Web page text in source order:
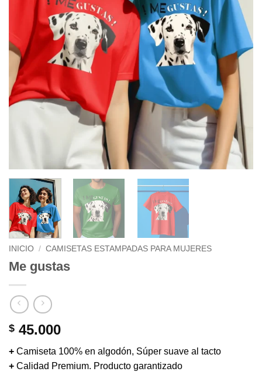
INICIO / CAMISETAS ESTAMPADAS PARA MUJERES
Me gustas
$ 45.000
+ Camiseta 100% en algodón, Súper suave al tacto
+ Calidad Premium. Producto garantizado